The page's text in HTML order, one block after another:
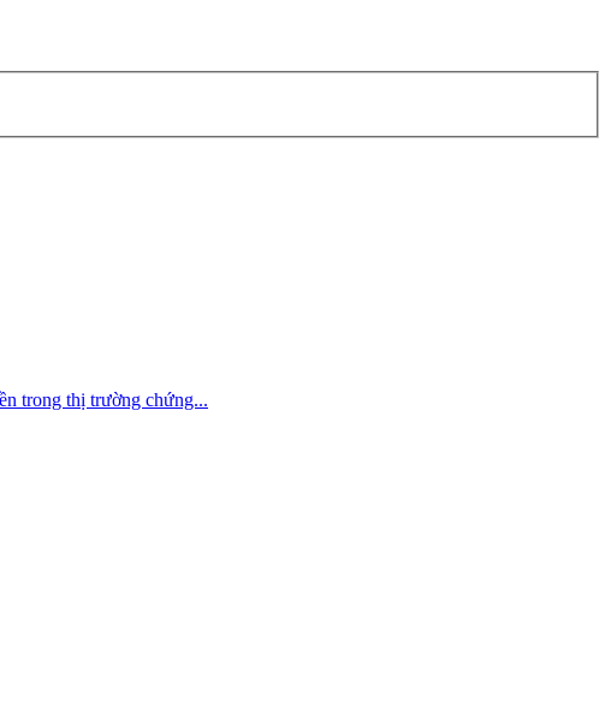
trong thị trường chứng...